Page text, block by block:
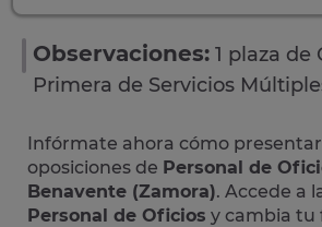
Observaciones: 1 plaza de
Primera de Servicios
Infórmate ahora cómo
oposiciones de Personal de
Benavente (Zamora). Accede a
Personal de Oficios y cambia tu